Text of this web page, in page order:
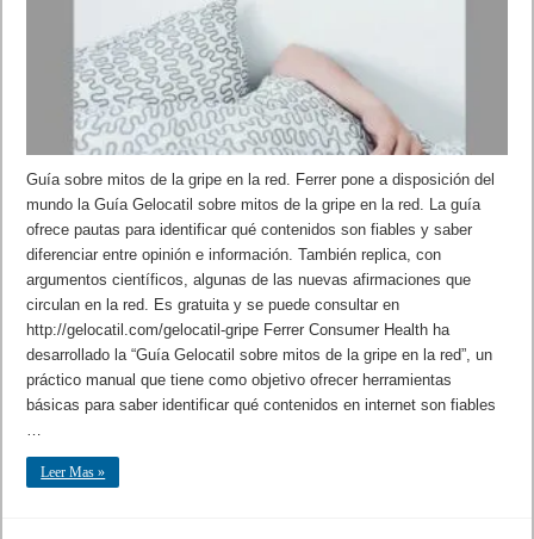
Guía sobre mitos de la gripe en la red. Ferrer pone a disposición del
mundo la Guía Gelocatil sobre mitos de la gripe en la red. La guía
ofrece pautas para identificar qué contenidos son fiables y saber
diferenciar entre opinión e información. También replica, con
argumentos científicos, algunas de las nuevas afirmaciones que
circulan en la red. Es gratuita y se puede consultar en
http://gelocatil.com/gelocatil-gripe Ferrer Consumer Health ha
desarrollado la “Guía Gelocatil sobre mitos de la gripe en la red”, un
práctico manual que tiene como objetivo ofrecer herramientas
básicas para saber identificar qué contenidos en internet son fiables
Leer Mas »